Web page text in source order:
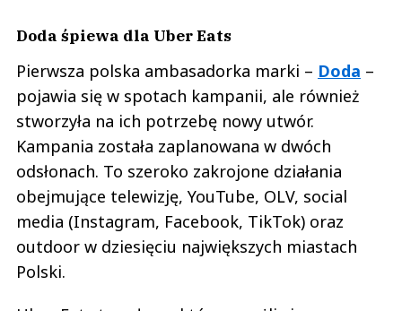
Doda śpiewa dla Uber Eats
Pierwsza polska ambasadorka marki – Doda –
pojawia się w spotach kampanii, ale również
stworzyła na ich potrzebę nowy utwór.
Kampania została zaplanowana w dwóch
odsłonach. To szeroko zakrojone działania
obejmujące telewizję, YouTube, OLV, social
media (Instagram, Facebook, TikTok) oraz
outdoor w dziesięciu największych miastach
Polski.